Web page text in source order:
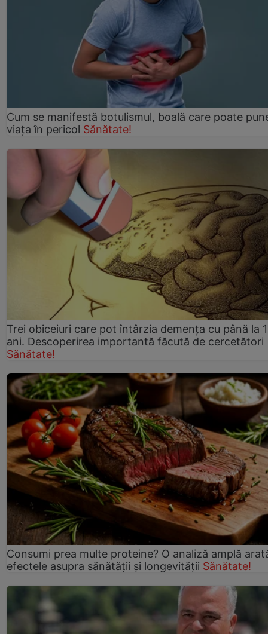
Cum se manifestă botulismul, boală care poate
viaţa în pericol Sănătate!
Trei obiceiuri care pot întârzia demența cu până la
ani. Descoperirea importantă făcută de cercetători
Sănătate!
Consumi prea multe proteine? O analiză amplă
efectele asupra sănătății și longevității Sănătate!